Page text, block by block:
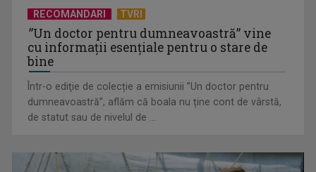
Inteligența artificială ar putea fi folosită în atacuri
RECOMANDARI TVRI
”Un doctor pentru dumneavoastră” vine
cu informații esențiale pentru o stare de
bine
Într-o ediţie de colecție a emisiunii ”Un doctor pentru
dumneavoastră”, aflăm că boala nu ține cont de vârstă,